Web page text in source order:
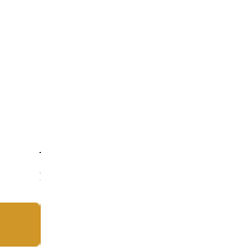
Precio
$15.990